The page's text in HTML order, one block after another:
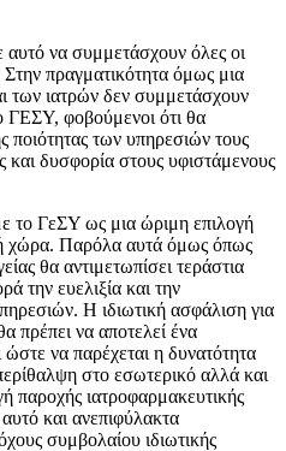
αυτό να συμμετάσχουν όλες οι
Στην πραγματικότητα όμως μια
των ιατρών δεν συμμετάσχουν
ΓΕΣΥ, φοβούμενοι ότι θα
ποιότητας των υπηρεσιών τους
και δυσφορία στους υφιστάμενους
το ΓεΣΥ ως μια ώριμη επιλογή
χώρα. Παρόλα αυτά όμως όπως
θα αντιμετωπίσει τεράστια
την ευελιξία και την
Η ιδιωτική ασφάλιση για
πρέπει να αποτελεί ένα
να παρέχεται η δυνατότητα
στο εσωτερικό αλλά και
παροχής ιατροφαρμακευτικής
και ανεπιφύλακτα
συμβολαίου ιδιωτικής